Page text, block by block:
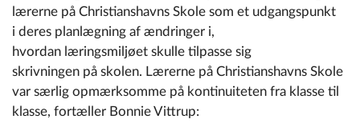
lærerne på Christianshavns Skole som et udgangspunkt
i deres planlægning af ændringer i,
hvordan læringsmiljøet skulle tilpasse sig
skrivningen på skolen. Lærerne på Christianshavns Skole
var særlig opmærksomme på kontinuiteten fra klasse til
klasse, fortæller Bonnie Vittrup: